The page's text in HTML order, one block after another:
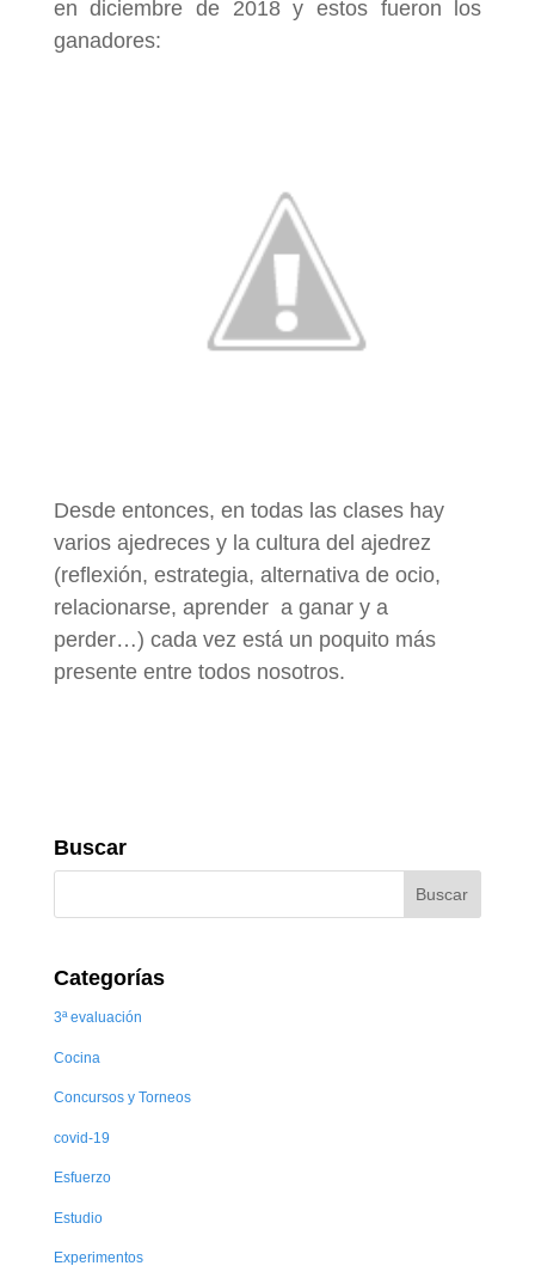
en diciembre de 2018 y estos fueron los
ganadores:
Desde entonces, en todas las clases hay
varios ajedreces y la cultura del ajedrez
(reflexión, estrategia, alternativa de ocio,
relacionarse, aprender a ganar y a
perder…) cada vez está un poquito más
presente entre todos nosotros.
Buscar
Categorías
3ª evaluación
Cocina
Concursos y Torneos
covid-19
Esfuerzo
Estudio
Experimentos